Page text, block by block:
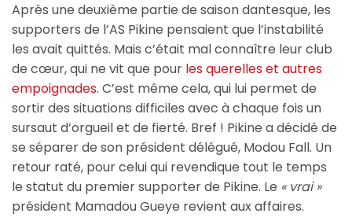
Après une deuxième partie de saison dantesque, les
supporters de l’AS Pikine pensaient que l’instabilité
les avait quittés. Mais c’était mal connaître leur club
de cœur, qui ne vit que pour les querelles et autres
empoignades. C’est même cela, qui lui permet de
sortir des situations difficiles avec à chaque fois un
sursaut d’orgueil et de fierté. Bref ! Pikine a décidé de
se séparer de son président délégué, Modou Fall. Un
retour raté, pour celui qui revendique tout le temps
le statut du premier supporter de Pikine. Le « vrai »
président Mamadou Gueye revient aux affaires.